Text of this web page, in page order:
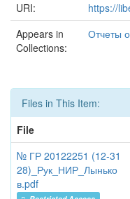
URI:
https://
Appears in
Collections:
Отчеты
Files in This Item:
File
№ ГР 20122251 (12-31
28)_Рук_НИР_Лынько
в.pdf